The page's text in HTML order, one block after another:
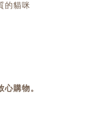
的貓咪
購物。